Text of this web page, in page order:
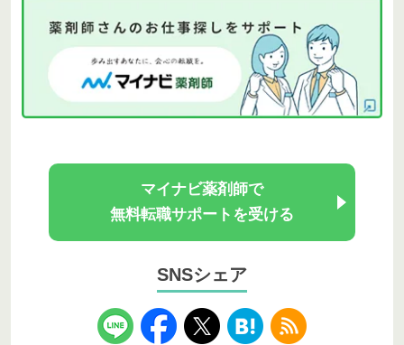
マイナビ薬剤師で
無料転職サポートを受ける
SNSシェア